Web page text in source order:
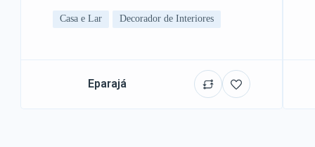
Casa e Lar Decorador de Interiores
Eparajá